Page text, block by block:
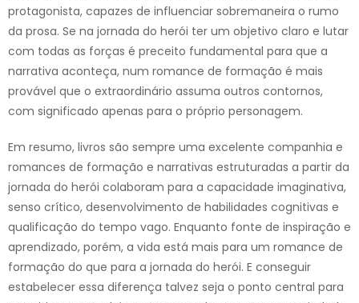
protagonista, capazes de influenciar sobremaneira o rumo
da prosa. Se na jornada do herói ter um objetivo claro e lutar
com todas as forças é preceito fundamental para que a
narrativa aconteça, num romance de formação é mais
provável que o extraordinário assuma outros contornos,
com significado apenas para o próprio personagem.
Em resumo, livros são sempre uma excelente companhia e
romances de formação e narrativas estruturadas a partir da
jornada do herói colaboram para a capacidade imaginativa,
senso crítico, desenvolvimento de habilidades cognitivas e
qualificação do tempo vago. Enquanto fonte de inspiração e
aprendizado, porém, a vida está mais para um romance de
formação do que para a jornada do herói. E conseguir
estabelecer essa diferença talvez seja o ponto central para